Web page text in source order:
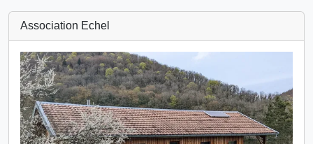
Association Echel